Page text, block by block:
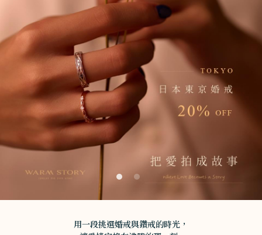
小資鑽戒
結婚對戒
木目金系列
給戀人的一紙情書
求婚戒租賃0元企劃
寵物刻印服務
預約諮詢
關於我們
門市資訊
線上選物
登錄/註冊
加Line預約
用一段挑選婚戒與鑽戒的時光，